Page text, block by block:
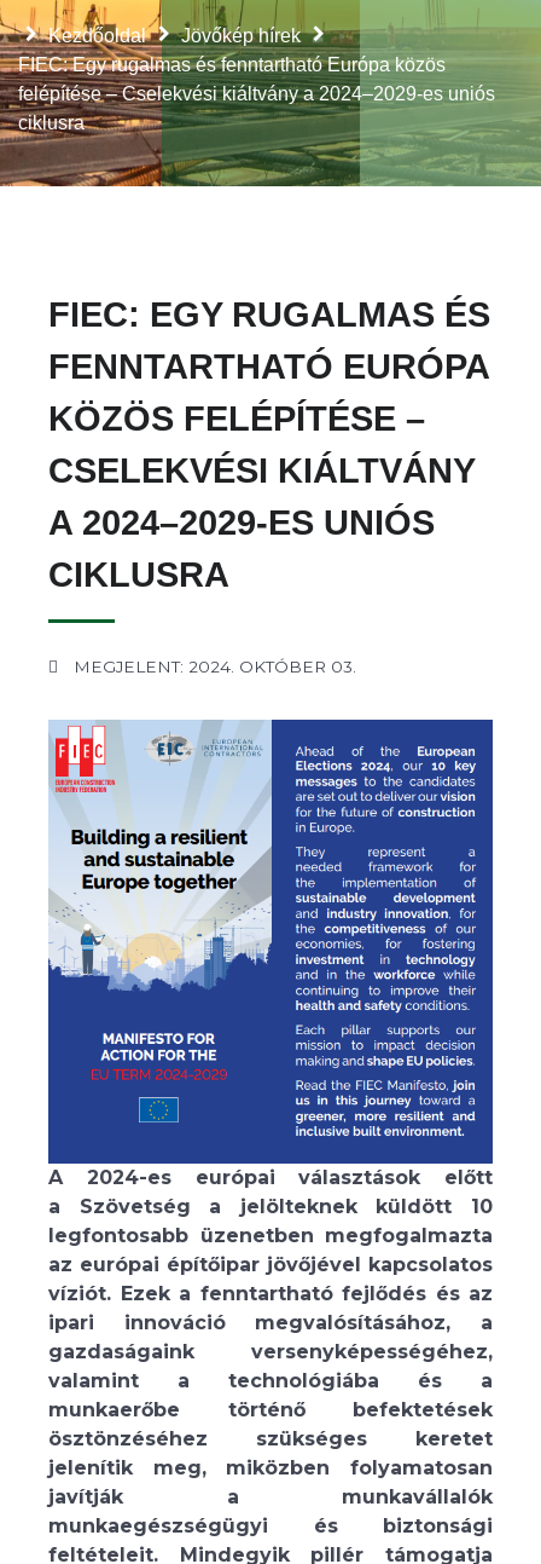
Kezdőoldal
Jövőkép hírek
FIEC: Egy rugalmas és fenntartható Európa közös
felépítése – Cselekvési kiáltvány a 2024–2029-es uniós
ciklusra
FIEC: EGY RUGALMAS ÉS
FENNTARTHATÓ EURÓPA
KÖZÖS FELÉPÍTÉSE –
CSELEKVÉSI KIÁLTVÁNY
A 2024–2029-ES UNIÓS
CIKLUSRA
MEGJELENT: 2024. OKTÓBER 03.
A 2024-es európai választások előtt
a Szövetség a jelölteknek küldött 10
legfontosabb üzenetben megfogalmazta
az európai építőipar jövőjével kapcsolatos
víziót. Ezek a fenntartható fejlődés és az
ipari innováció megvalósításához, a
gazdaságaink versenyképességéhez,
valamint a technológiába és a
munkaerőbe történő befektetések
ösztönzéséhez szükséges keretet
jelenítik meg, miközben folyamatosan
javítják a munkavállalók
munkaegészségügyi és biztonsági
feltételeit. Mindegyik pillér támogatja